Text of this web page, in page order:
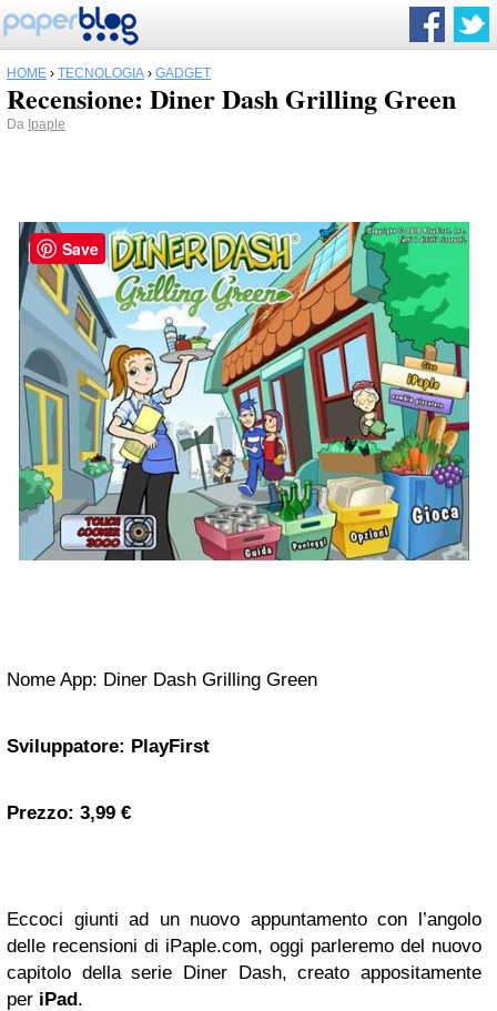
HOME › TECNOLOGIA › GADGET
Recensione: Diner Dash Grilling Green
Da Ipaple
Nome App: Diner Dash Grilling Green
Sviluppatore: PlayFirst
Prezzo: 3,99 €
Eccoci giunti ad un nuovo appuntamento con l’angolo
delle recensioni di iPaple.com, oggi parleremo del nuovo
capitolo della serie Diner Dash, creato appositamente
per iPad.
Save